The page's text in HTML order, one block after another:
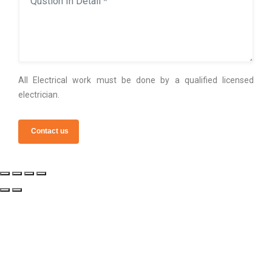
All Electrical work must be done by a qualified licensed
electrician.
Contact us